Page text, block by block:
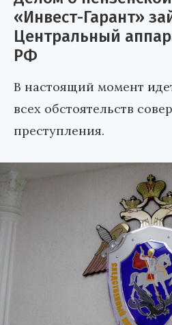
«Инвест-Гарант»
Центральный
РФ
В настоящий момент
всех обстоятельств
преступления.